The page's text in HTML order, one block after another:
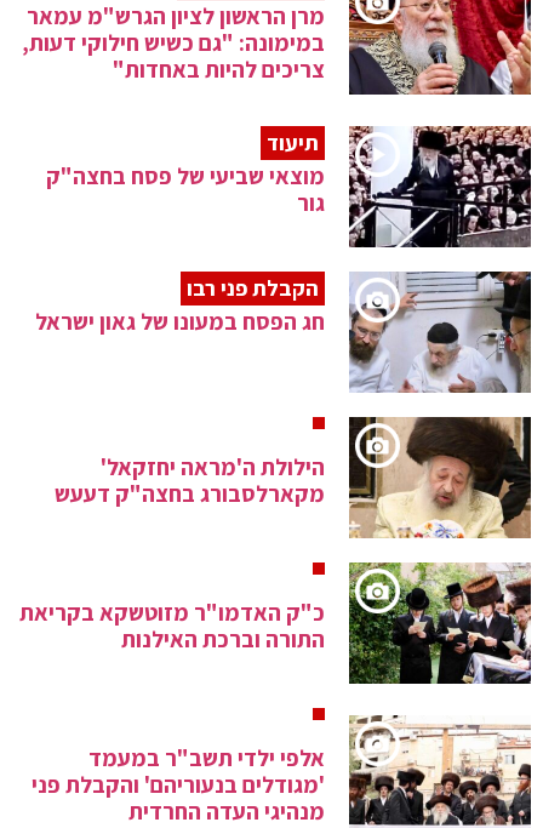
מרן הראשון לציון הגרש"מ עמאר
במימונה: "גם כשיש חילוקי דעות,
צריכים להיות באחדות"
תיעוד
מוצאי שביעי של פסח בחצה"ק
גור
הקבלת פני רבו
חג הפסח במעונו של גאון ישראל
הילולת ה'מראה יחזקאל'
מקארלסבורג בחצה"ק דעעש
כ"ק האדמו"ר מזוטשקא בקריאת
התורה וברכת האילנות
אלפי ילדי תשב"ר במעמד
'מגודלים בנעוריהם' והקבלת פני
מנהיגי העדה החרדית